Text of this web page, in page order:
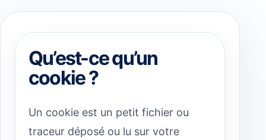
Qu’est-ce qu’un
cookie ?
Un cookie est un petit fichier ou
traceur déposé ou lu sur votre